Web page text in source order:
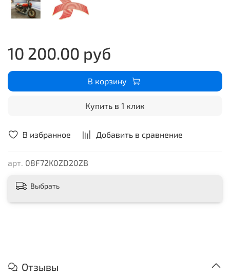
В избранное Добавить в сравнение
арт. 08F72K0ZD20ZB
10 200.00 руб
В корзину
Купить в 1 клик
Выбрать
Отзывы